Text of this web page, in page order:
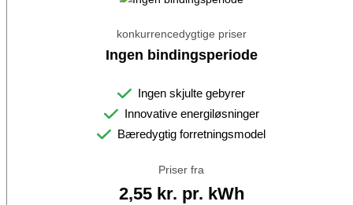
konkurrencedygtige priser
Ingen bindingsperiode
Ingen skjulte gebyrer
Innovative energiløsninger
Bæredygtig forretningsmodel
Priser fra
2,55 kr. pr. kWh